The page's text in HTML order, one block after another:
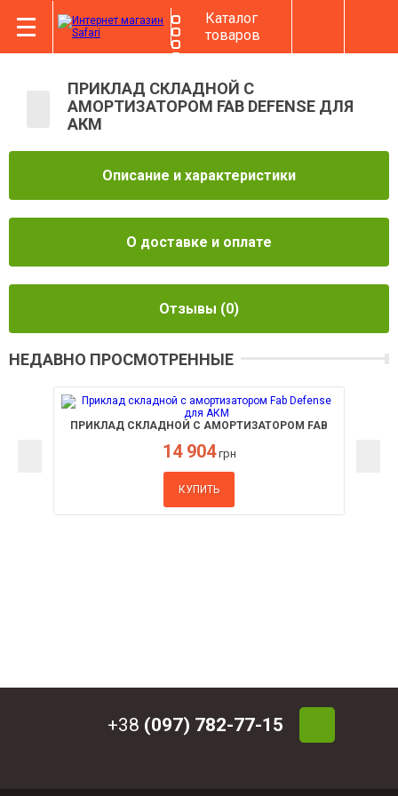
Каталог
товаров
ПРИКЛАД СКЛАДНОЙ С
АМОРТИЗАТОРОМ FAB DEFENSE ДЛЯ
АКМ
Описание и характеристики
О доставке и оплате
Отзывы (0)
НЕДАВНО ПРОСМОТРЕННЫЕ
ПРИКЛАД СКЛАДНОЙ С АМОРТИЗАТОРОМ FAB
14 904 грн
КУПИТЬ
+38 (097) 782-77-15